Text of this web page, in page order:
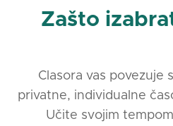
Zašto
Clasora vas povezuje
privatne, individualne
Učite svojim